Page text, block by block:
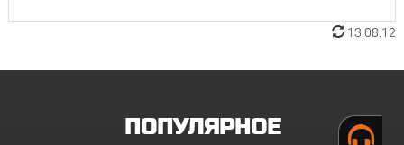
13.08.12
ПОПУЛЯРНОЕ